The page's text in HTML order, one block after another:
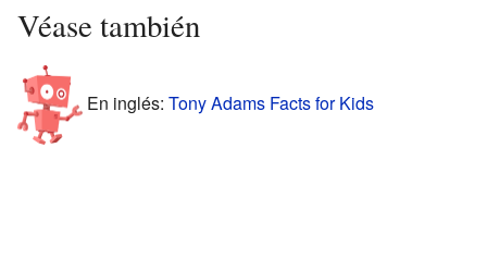
Véase también
En inglés: Tony Adams Facts for Kids